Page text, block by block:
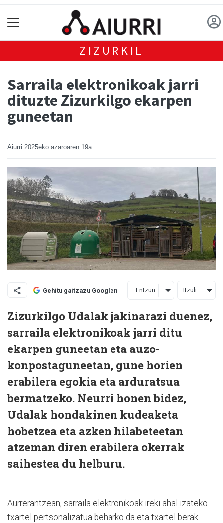
ZIZURKIL
Sarraila elektronikoak jarri
dituzte Zizurkilgo ekarpen
guneetan
Aiurri 2025eko azaroaren 19a
Gehitu gaitzazu Googlen Entzun Itzuli
Zizurkilgo Udalak jakinarazi duenez,
sarraila elektronikoak jarri ditu
ekarpen guneetan eta auzo-
konpostaguneetan, gune horien
erabilera egokia eta arduratsua
bermatzeko. Neurri honen bidez,
Udalak hondakinen kudeaketa
hobetzea eta azken hilabeteetan
atzeman diren erabilera okerrak
saihestea du helburu.
Aurrerantzean, sarraila elektronikoak ireki ahal izateko
txartel pertsonalizatua beharko da eta txartel berak